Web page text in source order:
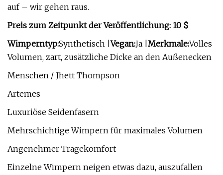
auf – wir gehen raus.
Preis zum Zeitpunkt der Veröffentlichung: 10 $
Wimperntyp:Synthetisch |Vegan:Ja | Merkmale:Volles
Volumen, zart, zusätzliche Dicke an den Außenecken
Menschen / Jhett Thompson
Artemes
Luxuriöse Seidenfasern
Mehrschichtige Wimpern für maximales Volumen
Angenehmer Tragekomfort
Einzelne Wimpern neigen etwas dazu, auszufallen